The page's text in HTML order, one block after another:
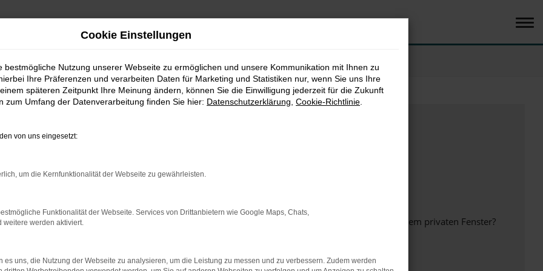
bestimmter Seiten verhindern. Funktioniert die Seite in einem anderen Browser oder in einem privaten Fenster?
beheben.
Cookie Einstellungen
bestmögliche Nutzung unserer Webseite zu ermöglichen und unsere Kommunikation mit Ihnen zu
Ihre Präferenzen und verarbeiten Daten für Marketing und Statistiken nur, wenn Sie uns Ihre
späteren Zeitpunkt Ihre Meinung ändern, können Sie die Einwilligung jederzeit für die Zukunft
zum Umfang der Datenverarbeitung finden Sie hier: Datenschutzerklärung Cookie-Richtlinie
von uns eingesetzt:
um die Kernfunktionalität der Webseite zu gewährleisten.
Funktionalität der Webseite. Services von Drittanbietern wie Google Maps, Chats,
weitere werden aktiviert.
es uns, die Nutzung der Webseite zu analysieren, um die Leistung zu messen und zu verbessern. Zudem werden